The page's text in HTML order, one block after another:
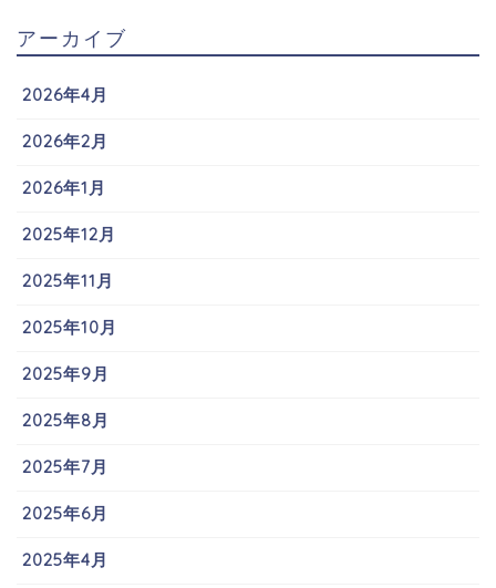
アーカイブ
2026年4月
2026年2月
2026年1月
2025年12月
2025年11月
2025年10月
2025年9月
2025年8月
2025年7月
2025年6月
2025年4月